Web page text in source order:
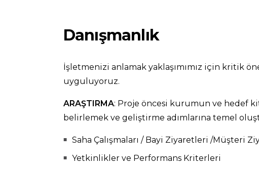
Danışmanlık
İşletmenizi anlamak yaklaşımımız için kritik
uyguluyoruz.
ARAŞTIRMA: Proje öncesi kurumun ve hedef
belirlemek ve geliştirme adımlarına temel
Saha Çalışmaları / Bayi Ziyaretleri /Müşteri
Yetkinlikler ve Performans Kriterleri